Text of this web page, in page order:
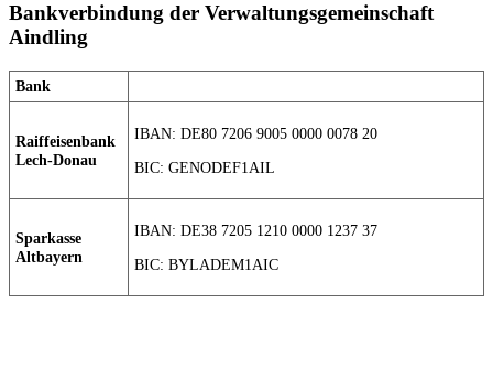
Bankverbindung der Verwaltungsgemeinschaft
Aindling
Bank
Raiffeisenbank
Lech-Donau
IBAN: DE80 7206 9005 0000 0078 20
BIC: GENODEF1AIL
Sparkasse
Altbayern
IBAN: DE38 7205 1210 0000 1237 37
BIC: BYLADEM1AIC